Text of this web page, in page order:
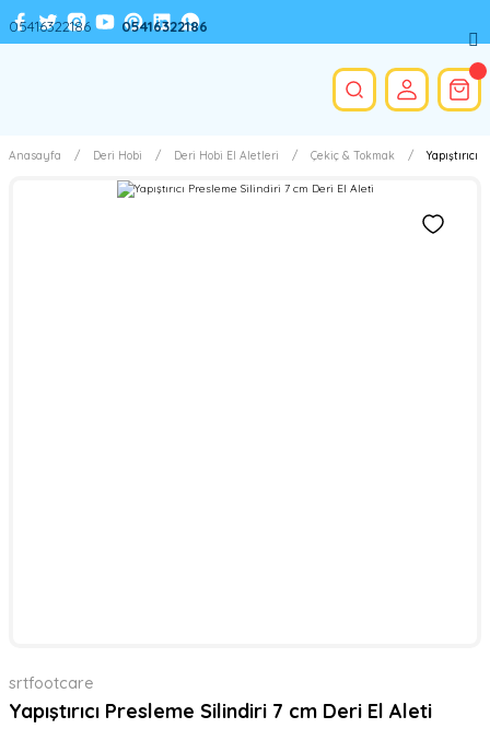
Anasayfa Deri Hobi Deri Hobi El Aletleri Çekiç & Tokmak
srtfootcare
Yapıştırıcı Presleme Silindiri 7 cm Deri El Aleti
05416322186 05416322186